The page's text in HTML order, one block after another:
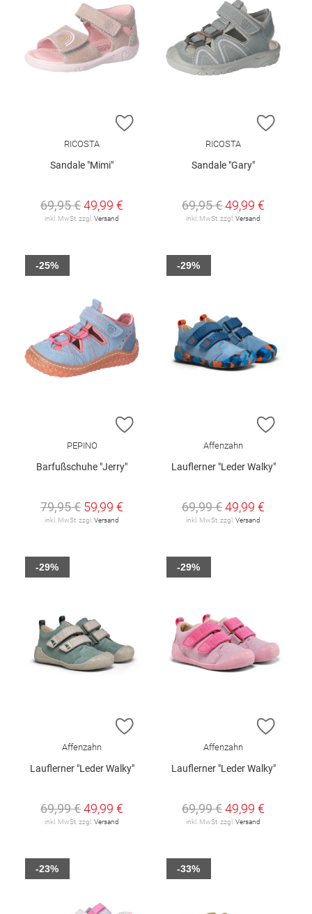
ZUR WUNSCHLISTE HINZUFÜGEN
RICOSTA
Sandale "Mimi"
69,95 €49,99 €
inkl. MwSt. zzgl. Versand
ZUR
RICOSTA
Sandale "Gary"
69,95 €49,99 €
inkl. MwSt. zzgl. Versand
ZUR WUNSCHLISTE HINZUFÜGEN
PEPINO
Barfußschuhe "Jerry"
79,95 € 59,99 €
inkl. MwSt. zzgl. Versand
-25%
ZUR
Affenzahn
Lauflerner "Leder Walky"
69,99 €49,99 €
inkl. MwSt. zzgl. Versand
-29%
ZUR WUNSCHLISTE HINZUFÜGEN
Affenzahn
Lauflerner "Leder Walky"
69,99 €49,99 €
inkl. MwSt. zzgl. Versand
-29%
ZUR
Affenzahn
Lauflerner "Leder Walky"
69,99 €49,99 €
inkl. MwSt. zzgl. Versand
-29%
-23% -33%